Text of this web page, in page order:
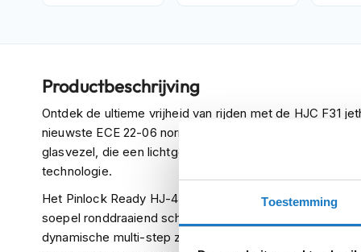
Toestemming
Fietshelmen
accessoires
Vizieren
Pinlocks
Tear-
Crossbrillen
Oordoppen
Productbeschrijving
Ontdek de ultieme vrijheid van rijden met de HJC F31
nieuwste ECE 22-06 normen. De helm is voorzien van
glasvezel, die een lichtgewicht en superieure pasvorm
technologie.
Het Pinlock Ready HJ-43 vizier biedt 99% UV-
soepel ronddraaiend scharniermechanisme voor
dynamische multi-step zonnevizier kun je de positie